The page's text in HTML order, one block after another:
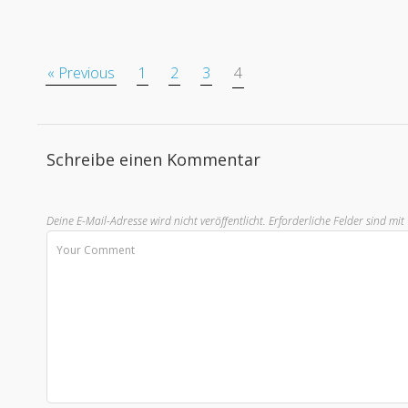
« Previous 1 2 3 4
Schreibe einen Kommentar
Deine E-Mail-Adresse wird nicht veröffentlicht. Erforderliche Felder sind mit